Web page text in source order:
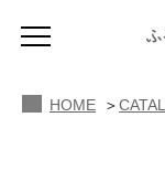
ふ
HOME